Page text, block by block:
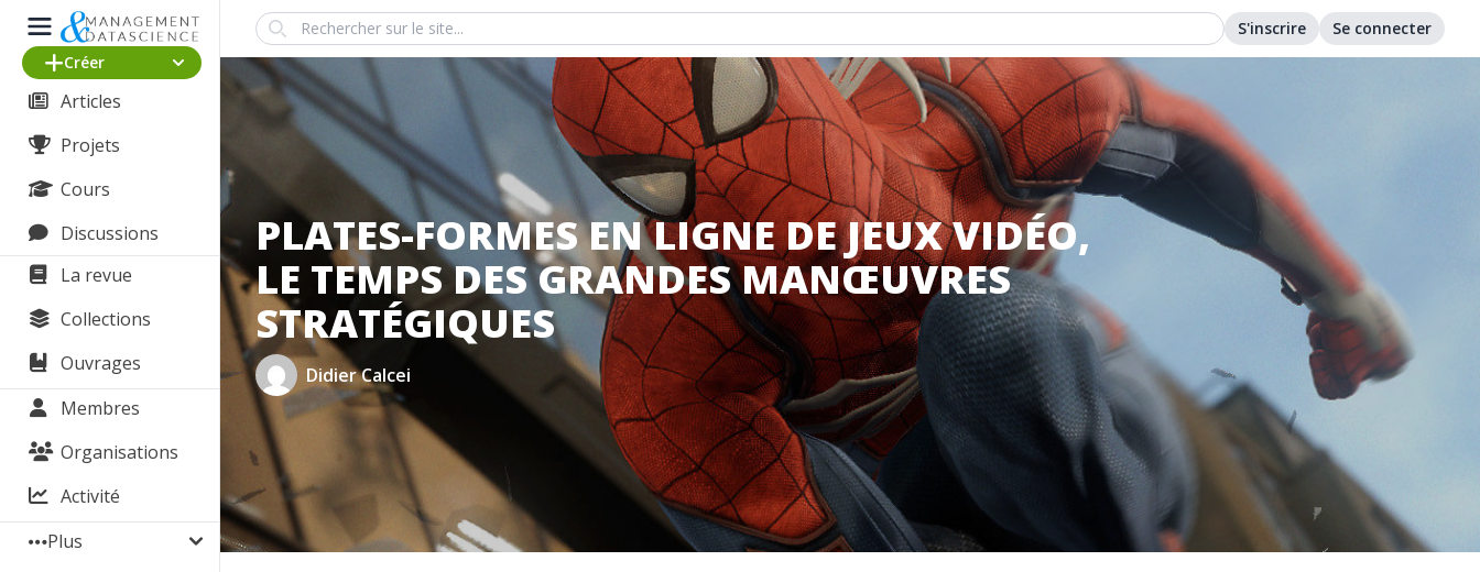
Créer
Articles
Projets
Cours
Discussions
La revue
Collections
Ouvrages
Membres
Organisations
Activité
Plus
Search S'inscrire Se connecter
PLATES-FORMES EN LIGNE DE JEUX VIDÉO,
LE TEMPS DES GRANDES MANŒUVRES
STRATÉGIQUES
Didier Calcei